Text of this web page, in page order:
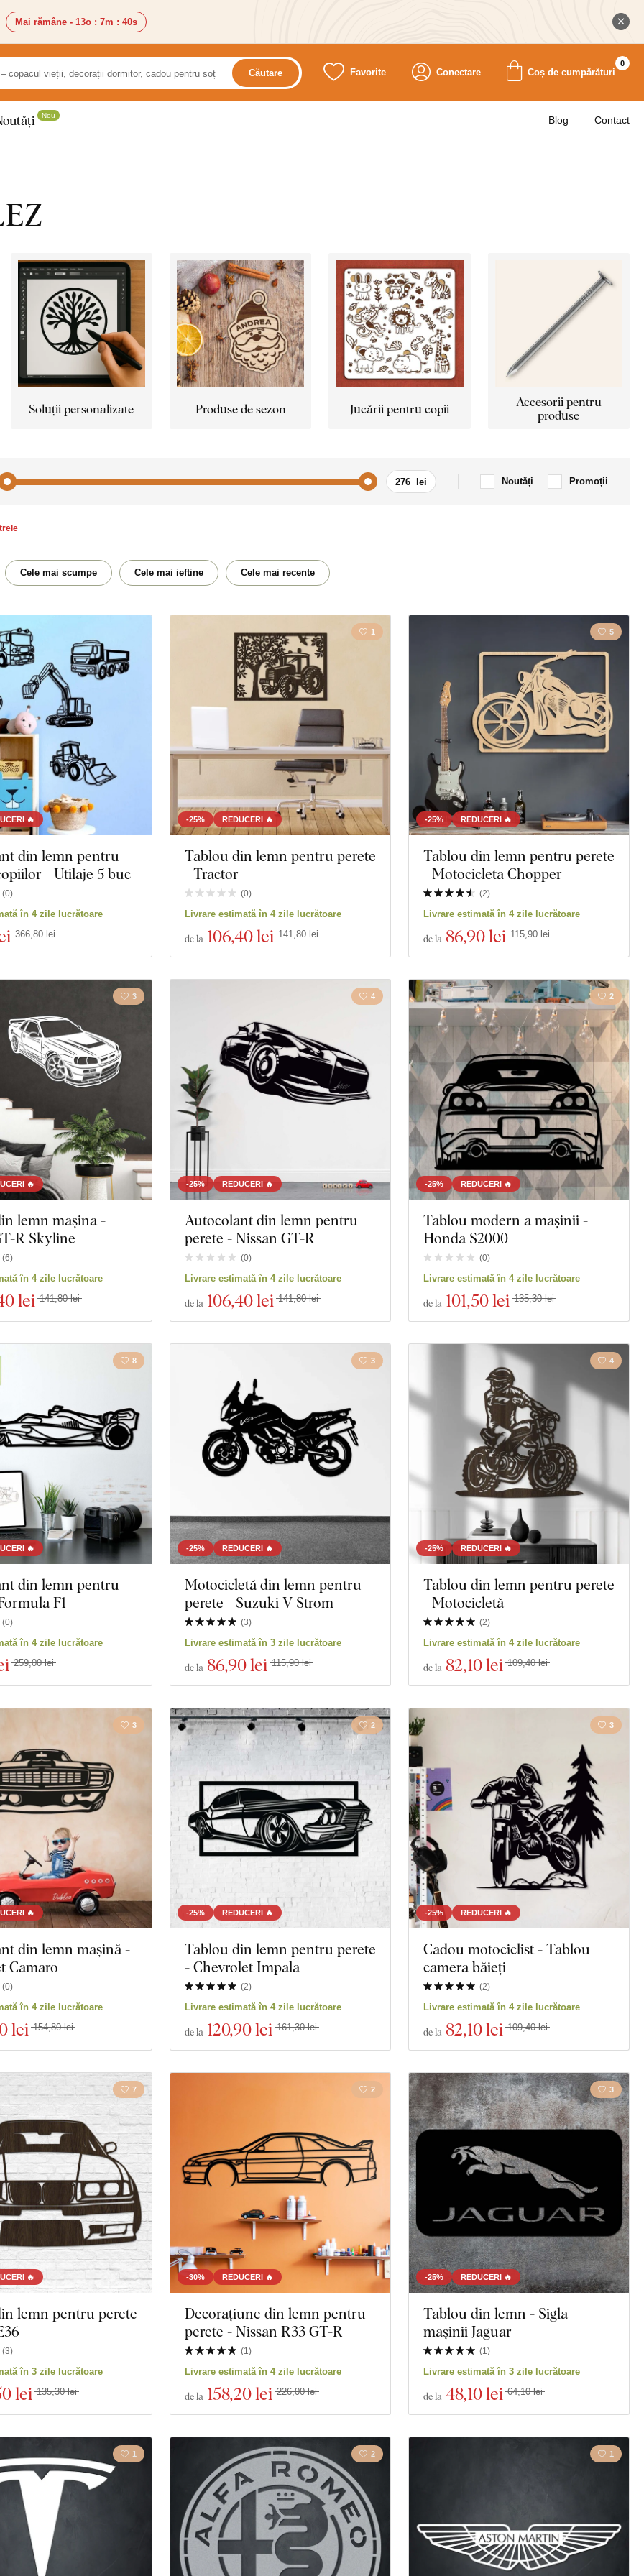
Mai rămâne - 13o : 7m : 38s
Căutare Favorite Conectare Coș de cumpărături
0
Nou Blog Contact
Soluții personalizate Produse de sezon Jucării pentru copii
Accesorii pentru
produse
Noutăți Promoții
Bule Budism
Cal
Oameni Mandala
Natură Poligonal
Inima Bufnițe
Coroană Natură moartă
Marină Motociclete
Spațiu Sport Educație
Spiritualitate
Cele mai scumpe Cele mai ieftine Cele mai recente
🔥
din lemn pentru
- Utilaje 5 buc
(0)
în 4 zile lucrătoare
366,80 lei
-25% REDUCERI 🔥
1
Tablou din lemn pentru perete
- Tractor
(0)
Livrare estimată în 4 zile lucrătoare
de la 106,40 lei 141,80 lei
-25% REDUCERI 🔥
5
Tablou din lemn pentru perete
- Motocicleta Chopper
(2)
Livrare estimată în 4 zile lucrătoare
de la 86,90 lei 115,90 lei
🔥
3
lemn mașina -
R Skyline
(6)
în 4 zile lucrătoare
lei 141,80 lei
-25% REDUCERI 🔥
4
Autocolant din lemn pentru
perete - Nissan GT-R
(0)
Livrare estimată în 4 zile lucrătoare
de la 106,40 lei 141,80 lei
-25% REDUCERI 🔥
2
Tablou modern a mașinii -
Honda S2000
(0)
Livrare estimată în 4 zile lucrătoare
de la 101,50 lei 135,30 lei
🔥
8
din lemn pentru
F1
(0)
în 4 zile lucrătoare
259,00 lei
-25% REDUCERI 🔥
3
Motocicletă din lemn pentru
perete - Suzuki V-Strom
(3)
Livrare estimată în 3 zile lucrătoare
de la 86,90 lei 115,90 lei
-25% REDUCERI 🔥
4
Tablou din lemn pentru perete
- Motocicletă
(2)
Livrare estimată în 4 zile lucrătoare
de la 82,10 lei 109,40 lei
🔥
3
din lemn mașină -
Camaro
(0)
în 4 zile lucrătoare
lei 154,80 lei
-25% REDUCERI 🔥
2
Tablou din lemn pentru perete
- Chevrolet Impala
(2)
Livrare estimată în 4 zile lucrătoare
de la 120,90 lei 161,30 lei
-25% REDUCERI 🔥
3
Cadou motociclist - Tablou
camera băieți
(2)
Livrare estimată în 4 zile lucrătoare
de la 82,10 lei 109,40 lei
🔥
7
lemn pentru perete
(3)
în 3 zile lucrătoare
lei 135,30 lei
-30% REDUCERI 🔥
2
Decorațiune din lemn pentru
perete - Nissan R33 GT-R
(1)
Livrare estimată în 4 zile lucrătoare
de la 158,20 lei 226,00 lei
-25% REDUCERI 🔥
3
Tablou din lemn - Sigla
mașinii Jaguar
(1)
Livrare estimată în 3 zile lucrătoare
de la 48,10 lei 64,10 lei
1 2 1